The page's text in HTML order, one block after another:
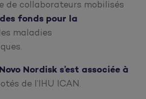
de collaborateurs mobilisés
fonds pour la
maladies
Novo Nordisk s’est associée à
de l’IHU ICAN.